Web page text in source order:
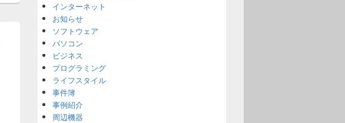
インターネット
お知らせ
ソフトウェア
パソコン
ビジネス
プログラミング
ライフスタイル
事件簿
事例紹介
周辺機器